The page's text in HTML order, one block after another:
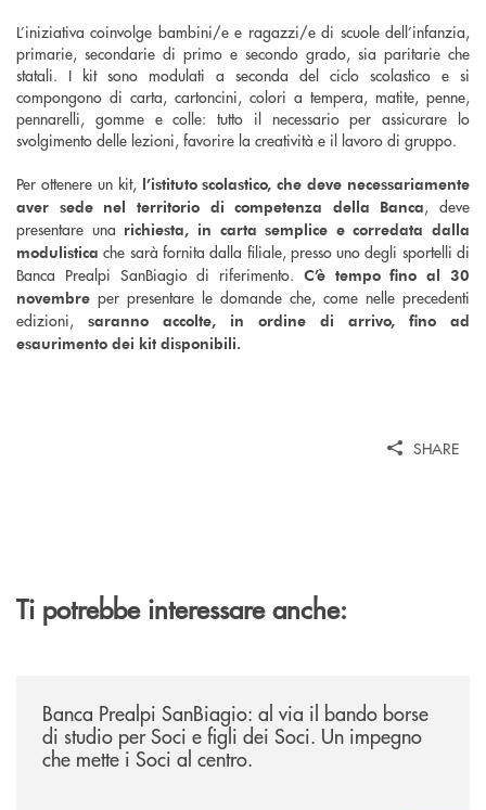
L’iniziativa coinvolge bambini/e e ragazzi/e di scuole dell’infanzia,
primarie, secondarie di primo e secondo grado, sia paritarie che
statali. I kit sono modulati a seconda del ciclo scolastico e si
compongono di carta, cartoncini, colori a tempera, matite, penne,
pennarelli, gomme e colle: tutto il necessario per assicurare lo
svolgimento delle lezioni, favorire la creatività e il lavoro di gruppo.
Per ottenere un kit, l’istituto scolastico, che deve necessariamente
aver sede nel territorio di competenza della Banca, deve
presentare una richiesta, in carta semplice e corredata dalla
modulisticache sarà fornita dalla filiale, presso uno degli sportelli di
Banca Prealpi SanBiagio di riferimento. C’è tempo fino al 30
novembre per presentare le domande che, come nelle precedenti
edizioni, saranno accolte, in ordine di arrivo, fino ad
esaurimento dei kit disponibili.
SHARE
Ti potrebbe interessare anche:
Banca Prealpi SanBiagio: al via il bando borse
di studio per Soci e figli dei Soci. Un impegno
che mette i Soci al centro.